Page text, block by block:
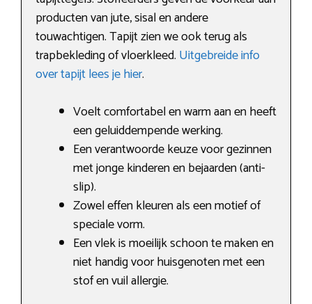
producten van jute, sisal en andere
touwachtigen. Tapijt zien we ook terug als
trapbekleding of vloerkleed. Uitgebreide info
over tapijt lees je hier.
Voelt comfortabel en warm aan en heeft
een geluiddempende werking.
Een verantwoorde keuze voor gezinnen
met jonge kinderen en bejaarden (anti-
slip).
Zowel effen kleuren als een motief of
speciale vorm.
Een vlek is moeilijk schoon te maken en
niet handig voor huisgenoten met een
stof en vuil allergie.